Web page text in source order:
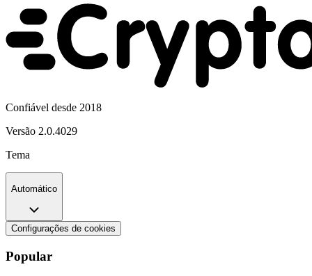
Confiável desde 2018
Versão 2.0.4029
Tema
Automático
Configurações de cookies
Popular